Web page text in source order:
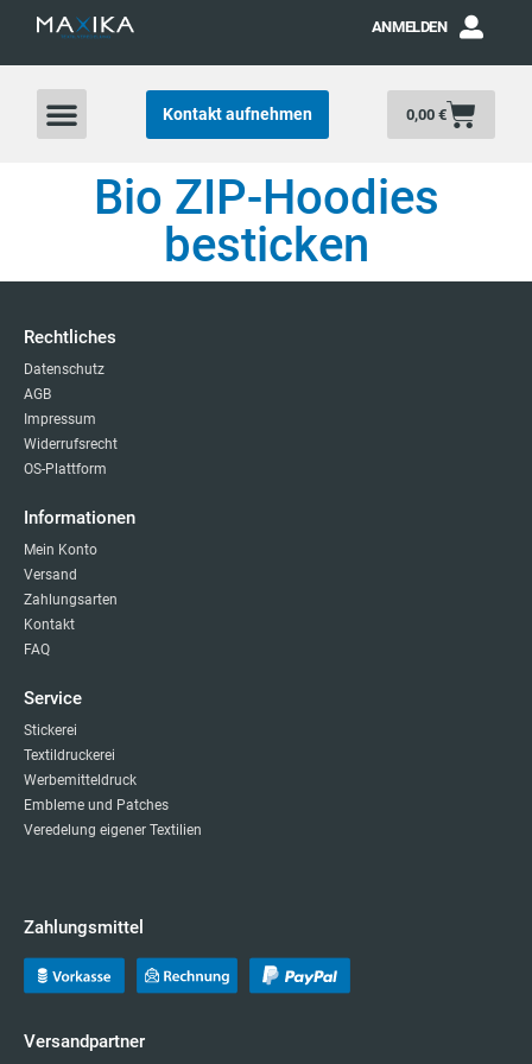
ANMELDEN
Kontakt aufnehmen 0,00 €
Bio ZIP-Hoodies
besticken
Rechtliches
Datenschutz
AGB
Impressum
Widerrufsrecht
OS-Plattform
Informationen
Mein Konto
Versand
Zahlungsarten
Kontakt
FAQ
Service
Stickerei
Textildruckerei
Werbemitteldruck
Embleme und Patches
Veredelung eigener Textilien
Zahlungsmittel
Versandpartner